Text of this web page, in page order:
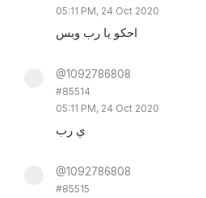
05:11 PM, 24 Oct 2020
احكو يا رب وبس
@1092786808
#85514
05:11 PM, 24 Oct 2020
ي رب
@1092786808
#85515